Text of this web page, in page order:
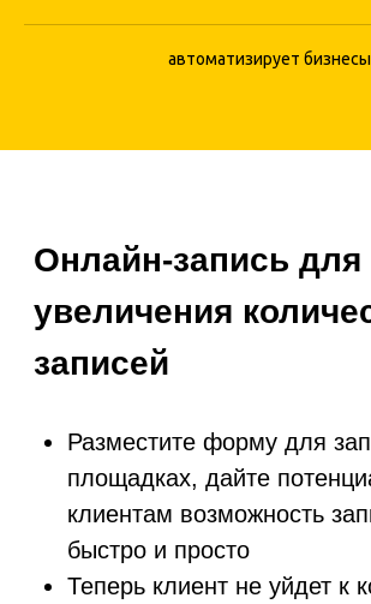
автоматизирует бизнесы